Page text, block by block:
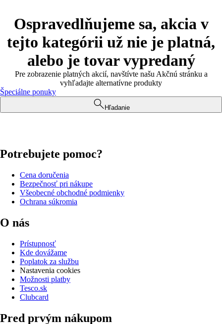
Ospravedlňujeme sa, akcia v
tejto kategórii už nie je platná,
alebo je tovar vypredaný
Pre zobrazenie platných akcií, navštívte našu Akčnú stránku a
vyhľadajte alternatívne produkty
Špeciálne ponuky
Hľadanie
Potrebujete pomoc?
Cena doručenia
Bezpečnosť pri nákupe
Všeobecné obchodné podmienky
Ochrana súkromia
O nás
Prístupnosť
Kde dovážame
Poplatok za službu
Nastavenia cookies
Možnosti platby
Tesco.sk
Clubcard
Pred prvým nákupom